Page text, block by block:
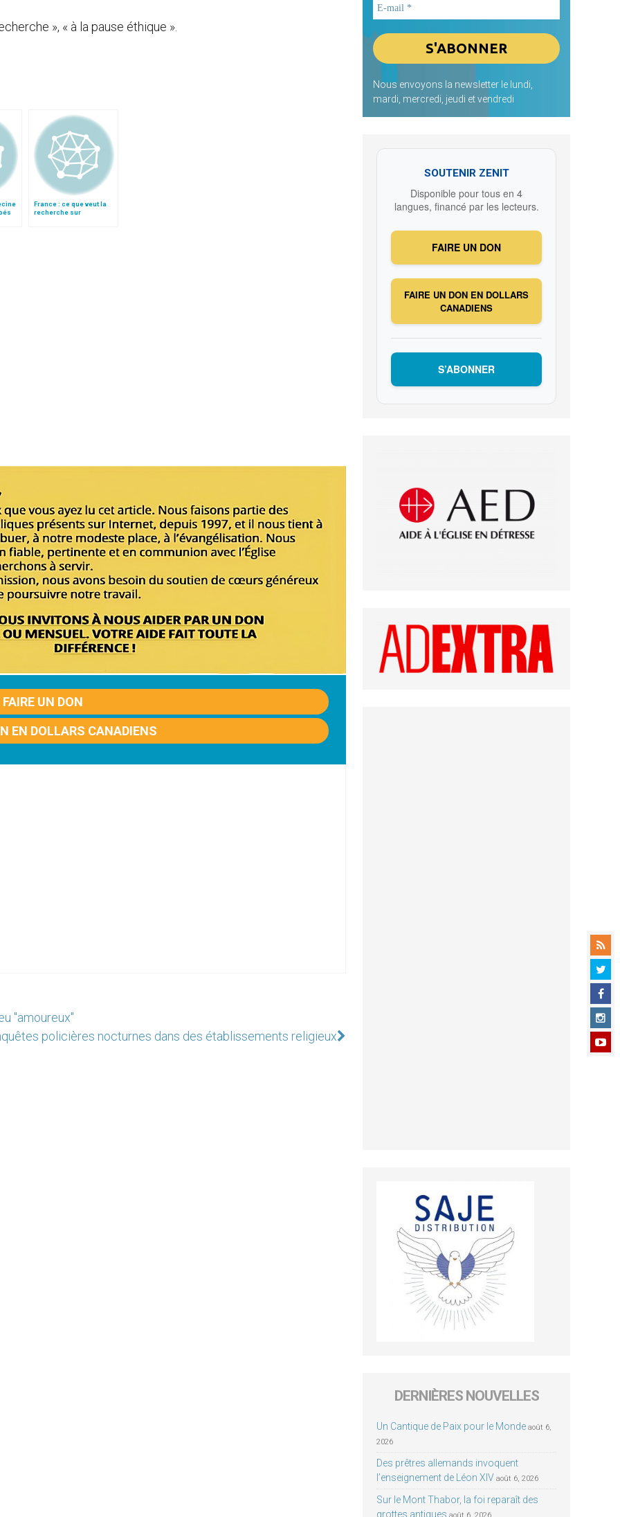
», « à la pause éthique ».
France : ce que veut la
recherche sur
FAIRE UN DON
EN DOLLARS CANADIENS
"amoureux"
policières nocturnes dans des établissements religieux
Nous envoyons la newsletter le lundi,
mardi, mercredi, jeudi et vendredi
SOUTENIR ZENIT
Disponible pour tous en 4
langues, financé par les lecteurs.
FAIRE UN DON
FAIRE UN DON EN DOLLARS
CANADIENS
S’ABONNER
DERNIÈRES NOUVELLES
Un Cantique de Paix pour le Monde août 6,
2026
Des prêtres allemands invoquent
l’enseignement de Léon XIV août 6, 2026
Sur le Mont Thabor, la foi reparaît des
grottes antiques